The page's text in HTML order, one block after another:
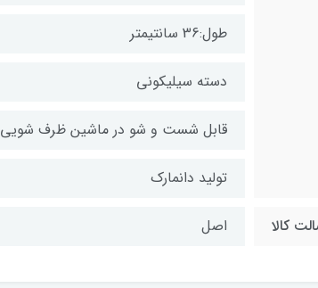
طول:36 سانتیمتر
دسته سیلیکونی
قابل شست و شو در ماشین ظرف شویی
تولید دانمارک
کالا اصل